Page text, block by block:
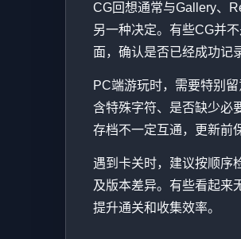
CG回想通常与Gallery、
另一种决定。有些CG并
面，确认是否已经成功记
PC端游玩时，需要特别
含特殊字符、是否缺少必
存档不一定互通，更新前
遇到卡关时，建议按顺序
及版本差异。有些看起来
提升通关和收集效率。